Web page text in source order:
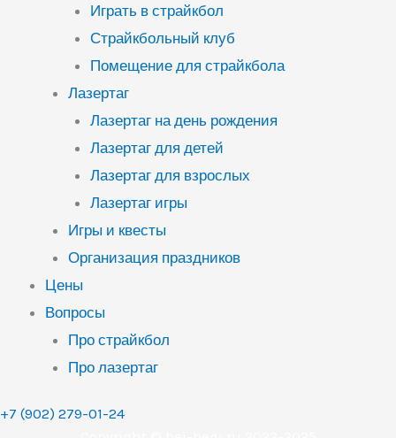
Играть в страйкбол
Страйкбольный клуб
Помещение для страйкбола
Лазертаг
Лазертаг на день рождения
Лазертаг для детей
Лазертаг для взрослых
Лазертаг игры
Игры и квесты
Организация праздников
Цены
Вопросы
Про страйкбол
Про лазертаг
+7 (902) 279-01-24